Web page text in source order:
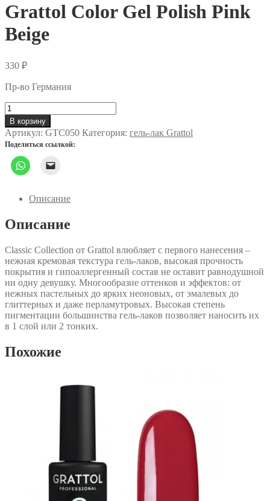
Grattol Color Gel Polish Pink
Beige
330 ₽
Пр-во Германия
Количество
товара
Grattol
Color
Gel
Polish
Pink
В корзину
Артикул: GTC050 Категория: гель-лак Grattol
Поделиться ссылкой:
Описание
Описание
Classic Collection от Grattol влюбляет с первого нанесения –
нежная кремовая текстура гель-лаков, высокая прочность
покрытия и гипоаллергенный состав не оставит равнодушной
ни одну девушку. Многообразие оттенков и эффектов: от
нежных пастельных до ярких неоновых, от эмалевых до
глиттерных и даже перламутровых. Высокая степень
пигментации большинства гель-лаков позволяет наносить их
в 1 слой или 2 тонких.
Похожие